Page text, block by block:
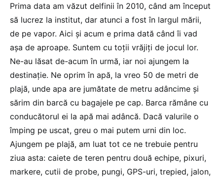
Prima data am văzut delfinii în 2010, când am început
să lucrez la institut, dar atunci a fost în largul mării,
de pe vapor. Aici şi acum e prima dată când îi vad
aşa de aproape. Suntem cu toţii vrăjiți de jocul lor.
Ne-au lăsat de-acum în urmă, iar noi ajungem la
destinaţie. Ne oprim în apă, la vreo 50 de metri de
plajă, unde apa are jumătate de metru adâncime şi
sărim din barcă cu bagajele pe cap. Barca rămâne cu
conducătorul ei la apă mai adâncă. Dacă valurile o
împing pe uscat, greu o mai putem urni din loc.
Ajungem pe plajă, am luat tot ce ne trebuie pentru
ziua asta: caiete de teren pentru două echipe, pixuri,
markere, cutii de probe, pungi, GPS-uri, trepied, jalon,